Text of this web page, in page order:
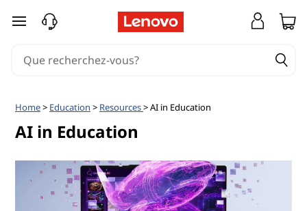
passer au contenu principal
Home> Education > Resources> AI in Education
AI in Education